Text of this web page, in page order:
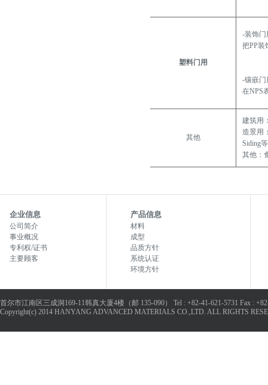
塑料门用
-装饰门
把PP装
-镶嵌门
在NPS
其他
建筑用
造景用
Siding等
其他：
企业信息
公司简介
事业概况
专利权/证书
主要顾客
产品信息
材料
成型
品质方针
系统认证
环境方针
首尔市江南区三成洞169-11韩真大厦4楼（邮 135-090） Tel : +82-41-621-5731 Fax :
Copyright(c) 2014 HANYANG ADVANCED MATERIALS CO.,LTD. ALL RIGHTS